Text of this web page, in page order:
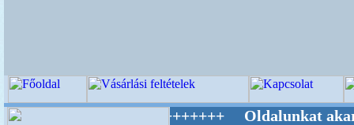
Mestere! +++++++ Oldalunkat akarattal